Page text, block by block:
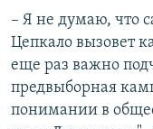
– Я не думаю, что
Цепкало вызовет
еще раз важно
предвыборная
понимании в